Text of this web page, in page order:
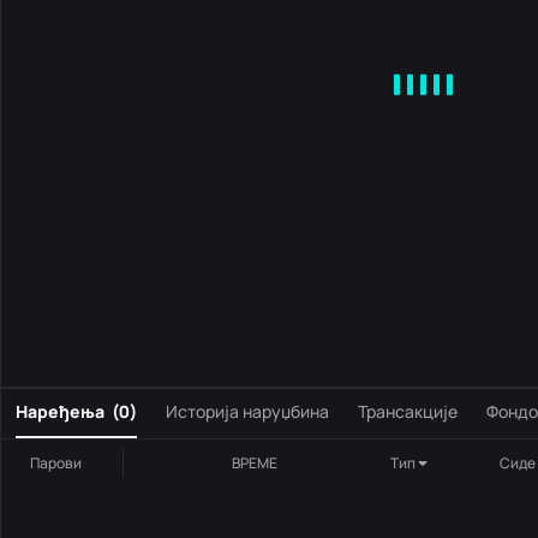
Наређења (0) Историја наруџбина Трансакције
Парови ВРЕМЕ Тип Сиде